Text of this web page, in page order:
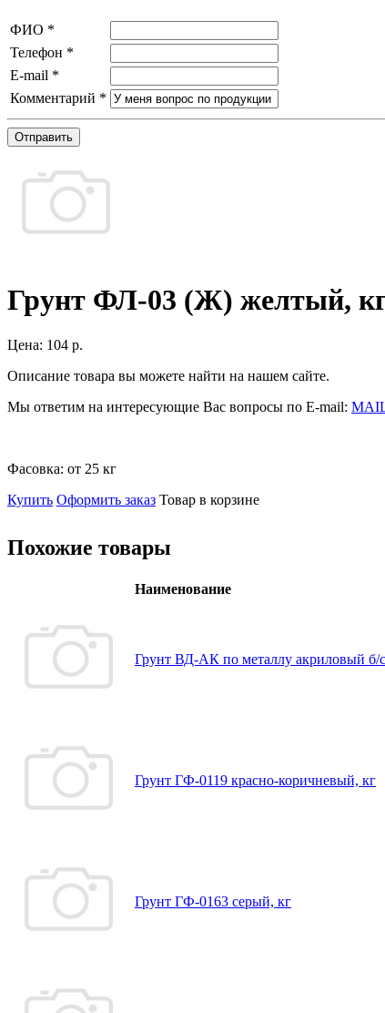
ФИО *
Телефон *
E-mail *
Комментарий *
Отправить
Грунт ФЛ-03 (Ж) желтый,
Цена: 104 р.
Описание товара вы можете найти на нашем сайте.
Мы ответим на интересующие Вас вопросы по E-mail:
Фасовка: от 25 кг
Купить Оформить заказ Товар в корзине
Похожие товары
Наименование
Грунт ВД-АК по металлу акриловый б/с
Грунт ГФ-0119 красно-коричневый, кг
Грунт ГФ-0163 серый, кг